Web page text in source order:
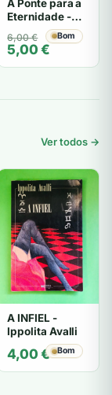
A Ponte para a
Eternidade -
Richard Bach
6,00€
O
preço
original
6,00 €.
5,00€
O
preço
atual
5,00 €.
Bom
Ver todos →
A INFIEL -
Ippolita Avalli
4,00€ Bom